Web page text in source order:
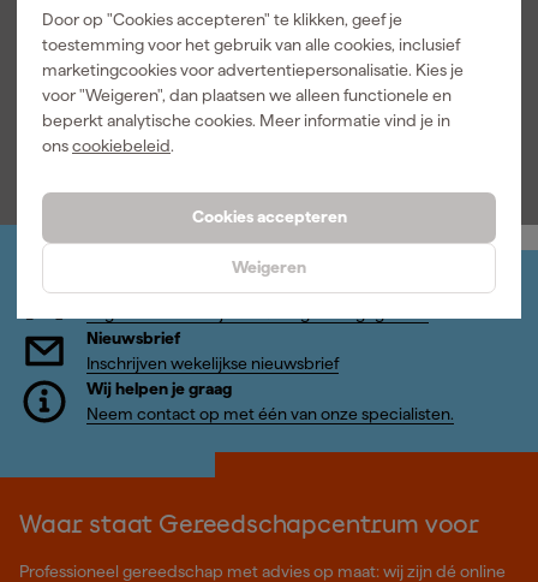
Door op "Cookies accepteren" te klikken, geef je
toestemming voor het gebruik van alle cookies, inclusief
marketingcookies voor advertentiepersonalisatie. Kies je
voor "Weigeren", dan plaatsen we alleen functionele en
beperkt analytische cookies. Meer informatie vind je in
onscookiebeleid.
Cookies accepteren
Weigeren
Documenten
Handleiding
Nieuwsbrief
Inschrijven wekelijkse nieuwsbrief
Wij helpen je graag
Neem contact op met één van onze specialisten.
Waar staat Gereedschapcentrum voor
Professioneel gereedschap met advies op maat: wij zijn dé online